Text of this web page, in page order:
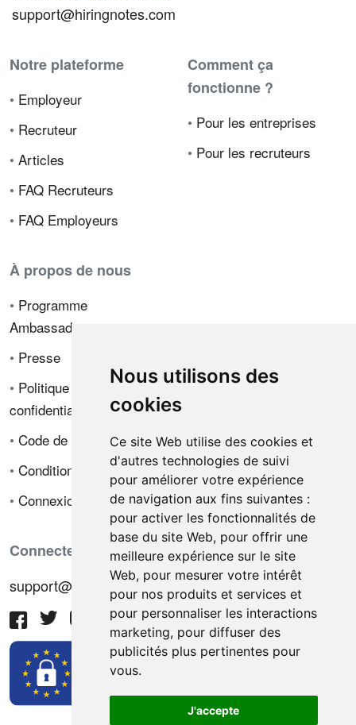
Nous utilisons des
cookies
Ce site Web utilise des cookies et
d'autres technologies de suivi
pour améliorer votre expérience
de navigation aux fins suivantes :
pour activer les fonctionnalités de
base du site Web, pour offrir une
meilleure expérience sur le site
Web, pour mesurer votre intérêt
pour nos produits et services et
pour personnaliser les interactions
marketing, pour diffuser des
publicités plus pertinentes pour
vous.
J'accepte
support@hiringnotes.com
Notre plateforme
• Employeur
• Recruteur
• Articles
• FAQ Recruteurs
• FAQ Employeurs
Comment ça
fonctionne ?
• Pour les entreprises
• Pour les recruteurs
À propos de nous
• Programme
Ambassadeur
• Presse
• Politique de
confidentialité
• Code de déontologie
• Conditions de vente
• Connexion
Connectez-vous avec nous
support@hiringnotes.com